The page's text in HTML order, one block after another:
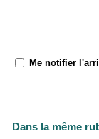
Me notifier
Dans la même